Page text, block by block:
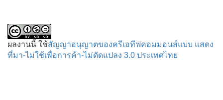
ผลงานนี้ ใช้สัญญาอนุญาตของครีเอทีฟคอมมอนส์แบบ แสดง
ที่มา-ไม่ใช้เพื่อการค้า-ไม่ดัดแปลง 3.0 ประเทศไทย